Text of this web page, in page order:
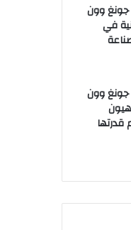
جونغ وون
في
جونغ وون
قدرتها